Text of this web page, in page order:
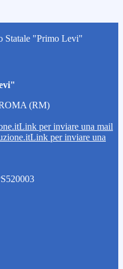
Statale "Primo Levi"
(RM)
Link per inviare una mail
Link per inviare una